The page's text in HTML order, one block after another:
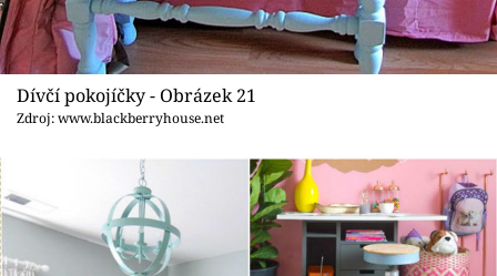
Dívčí pokojíčky - Obrázek 21
Zdroj: www.blackberryhouse.net